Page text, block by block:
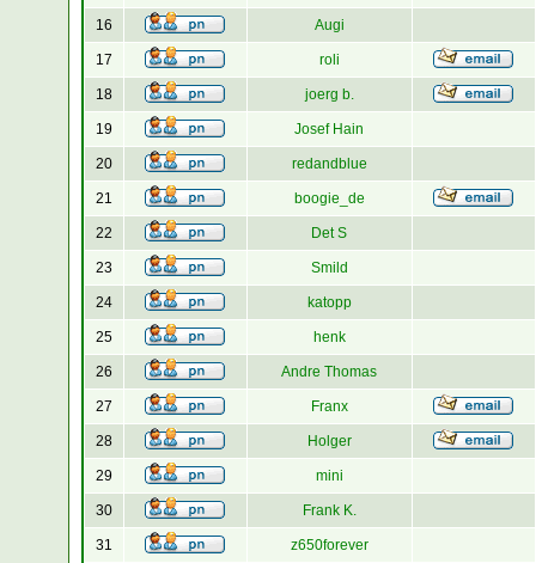
16 Augi
17 roli
18 joerg b.
19 Josef Hain
20 redandblue
21 boogie_de
22 Det S
23 Smild
24 katopp
25 henk
26 Andre Thomas
27 Franx
28 Holger
29 mini
30 Frank K.
31 z650forever